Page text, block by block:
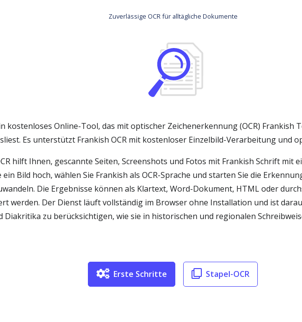
Zuverlässige OCR für alltägliche Dokumente
kostenloses Online-Tool, das mit optischer Zeichenerkennung (OCR) Frankish
Es unterstützt Frankish OCR mit kostenloser Einzelbild-Verarbeitung und
hilft Ihnen, gescannte Seiten, Screenshots und Fotos mit Frankish Schrift mit
Bild hoch, wählen Sie Frankish als OCR-Sprache und starten Sie die
Die Ergebnisse können als Klartext, Word-Dokument, HTML oder
werden. Der Dienst läuft vollständig im Browser ohne Installation und ist
Diakritika zu berücksichtigen, wie sie in historischen und regionalen
Erste Schritte Stapel-OCR